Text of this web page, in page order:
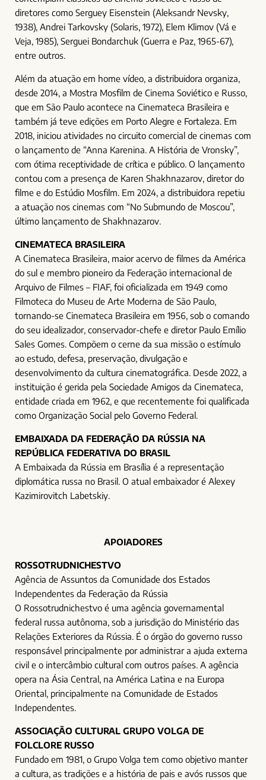
diretores como Serguey Eisenstein (Aleksandr Nevsky,
1938), Andrei Tarkovsky (Solaris, 1972), Elem Klimov (Vá e
Veja, 1985), Serguei Bondarchuk (Guerra e Paz, 1965-67),
entre outros.
Além da atuação em home vídeo, a distribuidora organiza,
desde 2014, a Mostra Mosfilm de Cinema Soviético e Russo,
que em São Paulo acontece na Cinemateca Brasileira e
também já teve edições em Porto Alegre e Fortaleza. Em
2018, iniciou atividades no circuito comercial de cinemas com
o lançamento de “Anna Karenina. A História de Vronsky”,
com ótima receptividade de crítica e público. O lançamento
contou com a presença de Karen Shakhnazarov, diretor do
filme e do Estúdio Mosfilm. Em 2024, a distribuidora repetiu
a atuação nos cinemas com “No Submundo de Moscou”,
último lançamento de Shakhnazarov.
CINEMATECA BRASILEIRA
A Cinemateca Brasileira, maior acervo de filmes da América
do sul e membro pioneiro da Federação internacional de
Arquivo de Filmes – FIAF, foi oficializada em 1949 como
Filmoteca do Museu de Arte Moderna de São Paulo,
tornando-se Cinemateca Brasileira em 1956, sob o comando
do seu idealizador, conservador-chefe e diretor Paulo Emílio
Sales Gomes. Compõem o cerne da sua missão o estímulo
ao estudo, defesa, preservação, divulgação e
desenvolvimento da cultura cinematográfica. Desde 2022, a
instituição é gerida pela Sociedade Amigos da Cinemateca,
entidade criada em 1962, e que recentemente foi qualificada
como Organização Social pelo Governo Federal.
EMBAIXADA DA FEDERAÇÃO DA RÚSSIA NA
REPÚBLICA FEDERATIVA DO BRASIL
A Embaixada da Rússia em Brasília é a representação
diplomática russa no Brasil. O atual embaixador é Alexey
Kazimirovitch Labetskiy.
APOIADORES
ROSSOTRUDNICHESTVO
Agência de Assuntos da Comunidade dos Estados
Independentes da Federação da Rússia
O Rossotrudnichestvo é uma agência governamental
federal russa autônoma, sob a jurisdição do Ministério das
Relações Exteriores da Rússia. É o órgão do governo russo
responsável principalmente por administrar a ajuda externa
civil e o intercâmbio cultural com outros países. A agência
opera na Ásia Central, na América Latina e na Europa
Oriental, principalmente na Comunidade de Estados
Independentes.
ASSOCIAÇÃO CULTURAL GRUPO VOLGA DE
FOLCLORE RUSSO
Fundado em 1981, o Grupo Volga tem como objetivo manter
a cultura, as tradições e a história de pais e avós russos que